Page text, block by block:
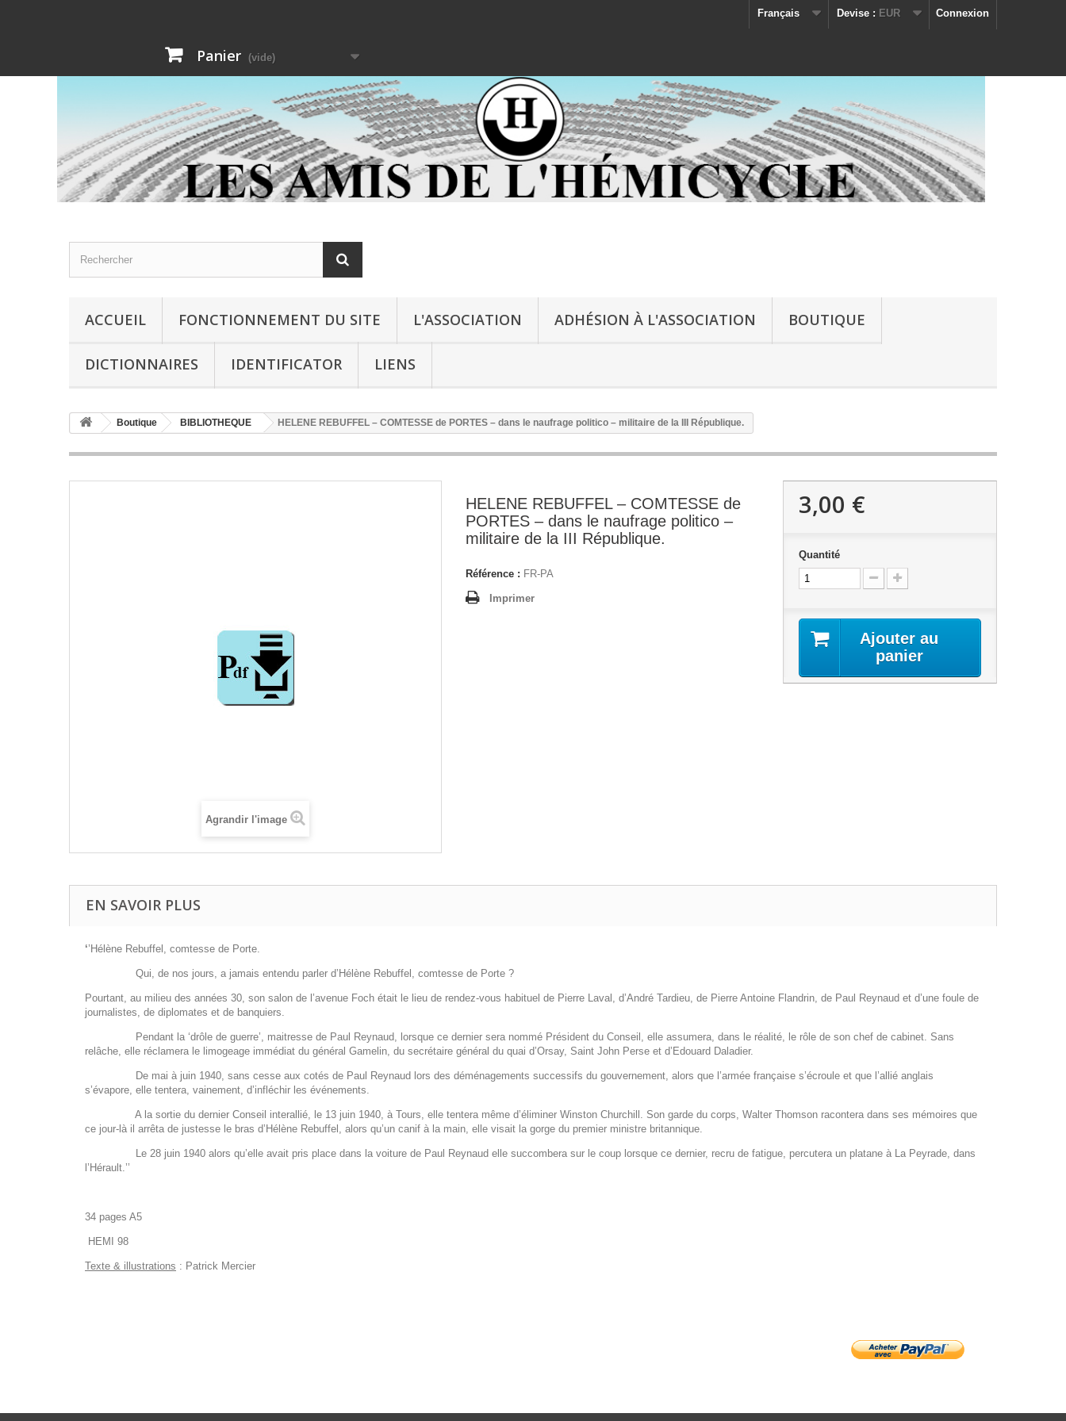
Panier (vide)
Connexion
Devise : EUR
Français
ACCUEIL FONCTIONNEMENT DU SITE L'ASSOCIATION ADHÉSION À L'ASSOCIATION BOUTIQUE
DICTIONNAIRES IDENTIFICATOR LIENS
Boutique BIBLIOTHEQUE HELENE REBUFFEL – COMTESSE de PORTES – dans le naufrage politico – militaire de la III République.
Agrandir l'image
HELENE REBUFFEL – COMTESSE de
PORTES – dans le naufrage politico –
militaire de la III République.
Référence : FR-PA
Imprimer
3,00 €
Quantité
Ajouter au
panier
EN SAVOIR PLUS
‘’Hélène Rebuffel, comtesse de Porte.
Qui, de nos jours, a jamais entendu parler d’Hélène Rebuffel, comtesse de Porte ?
Pourtant, au milieu des années 30, son salon de l’avenue Foch était le lieu de rendez-vous habituel de Pierre Laval, d’André Tardieu, de Pierre Antoine Flandrin, de Paul Reynaud et d’une foule de
journalistes, de diplomates et de banquiers.
Pendant la ‘drôle de guerre’, maitresse de Paul Reynaud, lorsque ce dernier sera nommé Président du Conseil, elle assumera, dans le réalité, le rôle de son chef de cabinet. Sans
relâche, elle réclamera le limogeage immédiat du général Gamelin, du secrétaire général du quai d’Orsay, Saint John Perse et d’Edouard Daladier.
De mai à juin 1940, sans cesse aux cotés de Paul Reynaud lors des déménagements successifs du gouvernement, alors que l’armée française s’écroule et que l’allié anglais
s’évapore, elle tentera, vainement, d’infléchir les événements.
A la sortie du dernier Conseil interallié, le 13 juin 1940, à Tours, elle tentera même d’éliminer Winston Churchill. Son garde du corps, Walter Thomson racontera dans ses mémoires que
ce jour-là il arrêta de justesse le bras d’Hélène Rebuffel, alors qu’un canif à la main, elle visait la gorge du premier ministre britannique.
Le 28 juin 1940 alors qu’elle avait pris place dans la voiture de Paul Reynaud elle succombera sur le coup lorsque ce dernier, recru de fatigue, percutera un platane à La Peyrade, dans
l’Hérault.’’
34 pages A5
HEMI 98
Texte & illustrations : Patrick Mercier